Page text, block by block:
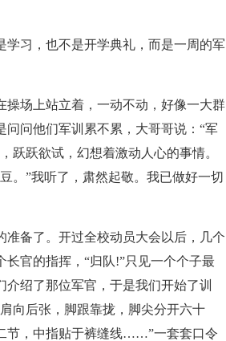
习，也不是开学典礼，而是一周的军
场上站立着，一动不动，好像一大群
问他们军训累不累，大哥哥说：“军
跃跃欲试，幻想着激动人心的事情。
。”我听了，肃然起敬。我已做好一切
备了。开过全校动员大会以后，几个
官的指挥，“归队!”只见一个个子最
绍了那位军官，于是我们开始了训
向后张，脚跟靠拢，脚尖分开六十
节，中指贴于裤缝线……”一套套口令